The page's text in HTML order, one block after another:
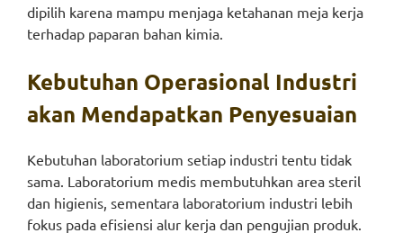
dipilih karena mampu menjaga ketahanan meja kerja
terhadap paparan bahan kimia.
Kebutuhan Operasional Industri
akan Mendapatkan Penyesuaian
Kebutuhan laboratorium setiap industri tentu tidak
sama. Laboratorium medis membutuhkan area steril
dan higienis, sementara laboratorium industri lebih
fokus pada efisiensi alur kerja dan pengujian produk.